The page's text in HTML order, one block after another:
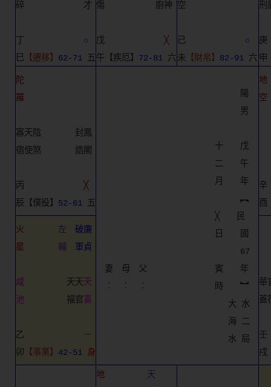
碎　　　　　　　才
○
巳 【遷移】 62-71 五
傷　　　　　　廚神
戊 ╳
午【疾厄】 72-81 六
空
己 ○
未 【財帛】 82-91 六
刑
申
陀
羅
寡天陰　　　　封鳳
宿使煞　　　　誥閣
丙 ╳
辰【僕役】 52-61 五
陽
男
十　　戊
二　　午
月　　年
︻
╳　　民
日　　國
67
妻　母　父　　　　　　　　寅　　年
︰　︰　︰　　　　　　　　時　　︼
大 水
海 二
水 局
地
空
酉
火 左
破廉
星
輔 軍貞
咸 天天天
池 福官喜
乙
－
卯 【事業】 42-51 身
華
蓋
戌
地
天